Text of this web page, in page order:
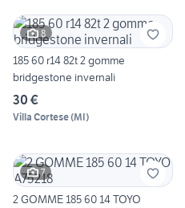
8
185 60 r14 82t 2 gomme
bridgestone invernali
30 €
Villa Cortese(MI)
7
2 GOMME 185 60 14 TOYO